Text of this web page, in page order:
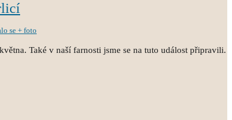
se + foto
Také v naší farnosti jsme se na tuto událost připravili.